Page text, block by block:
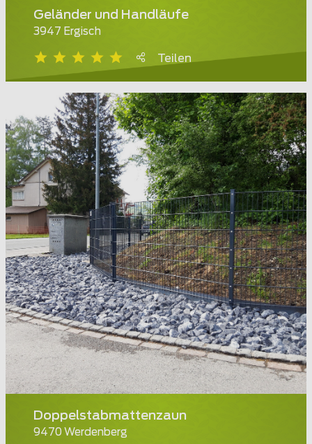
Geländer und Handläufe
3947 Ergisch
Teilen
Doppelstabmattenzaun
9470 Werdenberg